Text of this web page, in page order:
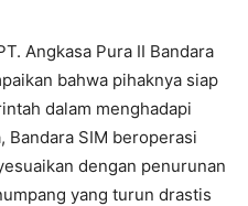
Angkasa Pura II Bandara
bahwa pihaknya siap
dalam menghadapi
Bandara SIM beroperasi
dengan penurunan
yang turun drastis